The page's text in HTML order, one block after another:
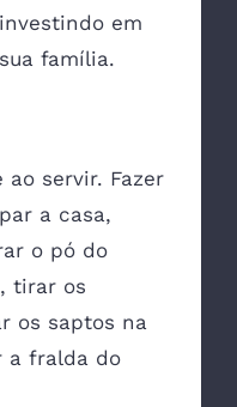
em
família.
ao servir. Fazer
a casa,
o pó do
tirar os
os saptos na
a fralda do